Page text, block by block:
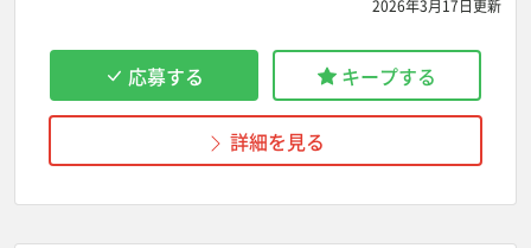
2026年3月17日更新
応募する キープする
詳細を見る